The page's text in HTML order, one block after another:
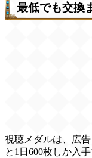
最低でも交換
視聴メダルは、広
と1日600枚しか入